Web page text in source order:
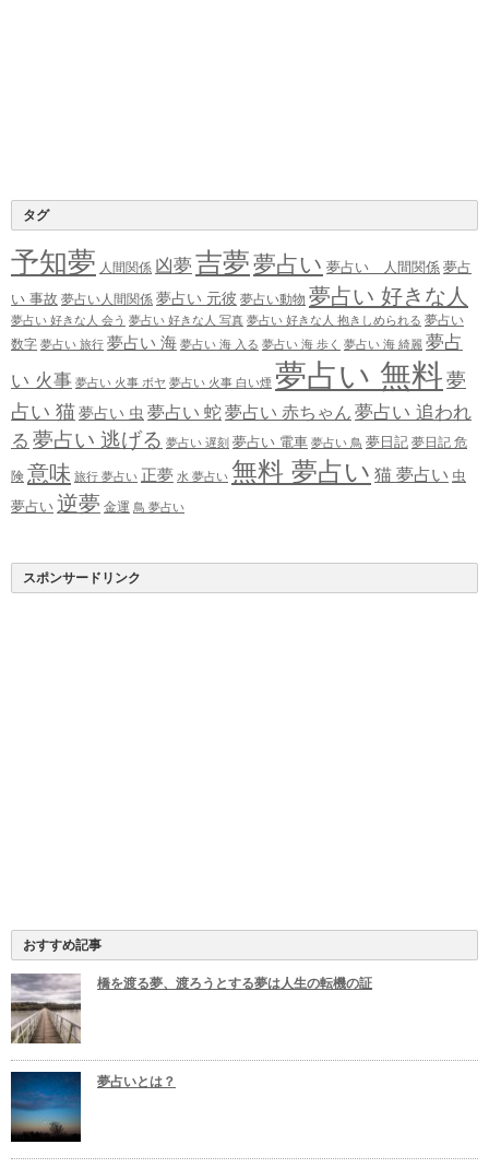
タグ
予知夢 人間関係 凶夢 吉夢夢占い 夢占い 人間関係 夢占
い 事故 夢占い人間関係 夢占い 元彼 夢占い動物 夢占い 好きな人
夢占い 好きな人 会う 夢占い 好きな人 写真 夢占い 好きな人 抱きしめられる 夢占い
数字 夢占い 旅行 夢占い 海 夢占い 海 入る 夢占い 海 歩く 夢占い 海 綺麗 夢占
い 火事 夢占い 火事 ボヤ 夢占い 火事 白い煙 夢占い 無料 夢
占い 猫夢占い 虫 夢占い 蛇夢占い 赤ちゃん 夢占い 追われ
る 夢占い 逃げる 夢占い 遅刻 夢占い 電車 夢占い 鳥 夢日記 夢日記 危
険 意味 旅行 夢占い 正夢 水 夢占い 無料 夢占い 猫 夢占い 虫
夢占い 逆夢 金運 鳥 夢占い
スポンサードリンク
おすすめ記事
橋を渡る夢、渡ろうとする夢は人生の転機の証
夢占いとは？